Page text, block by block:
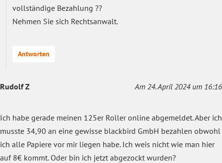
vollständige Bezahlung ??
Nehmen Sie sich Rechtsanwalt.
Antworten
Rudolf Z Am 24. April 2024 um 16:16
Ich habe gerade meinen 125er Roller online abgemeldet. Aber ich
musste 34,90 an eine gewisse blackbird GmbH bezahlen obwohl
ich alle Papiere vor mir liegen habe. Ich weis nicht wie man hier
auf 8€ kommt. Oder bin ich jetzt abgezockt wurden?